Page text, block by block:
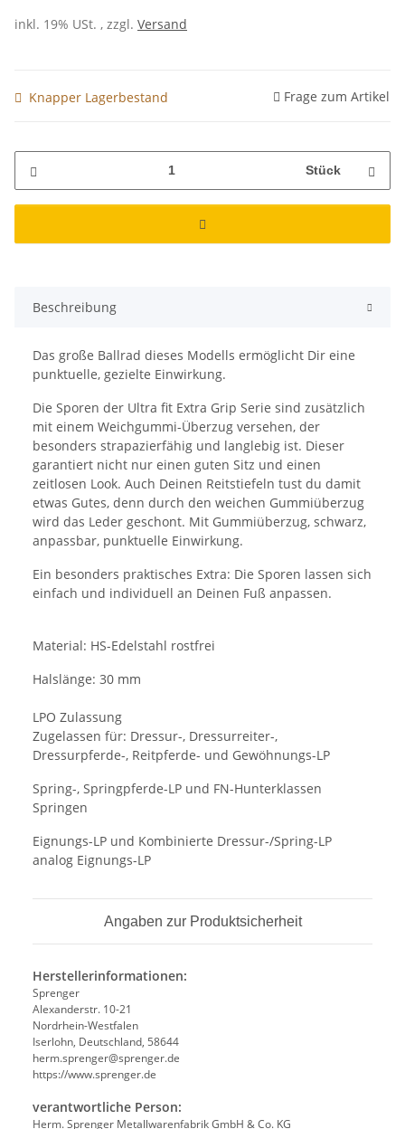
inkl. 19% USt. , zzgl. Versand
Knapper Lagerbestand Frage zum Artikel
Stück
Beschreibung
Das große Ballrad dieses Modells ermöglicht Dir eine
punktuelle, gezielte Einwirkung.
Die Sporen der Ultra fit Extra Grip Serie sind zusätzlich
mit einem Weichgummi-Überzug versehen, der
besonders strapazierfähig und langlebig ist. Dieser
garantiert nicht nur einen guten Sitz und einen
zeitlosen Look. Auch Deinen Reitstiefeln tust du damit
etwas Gutes, denn durch den weichen Gummiüberzug
wird das Leder geschont. Mit Gummiüberzug, schwarz,
anpassbar, punktuelle Einwirkung.
Ein besonders praktisches Extra: Die Sporen lassen sich
einfach und individuell an Deinen Fuß anpassen.
Material: HS-Edelstahl rostfrei
Halslänge: 30 mm
LPO Zulassung
Zugelassen für: Dressur-, Dressurreiter-,
Dressurpferde-, Reitpferde- und Gewöhnungs-LP
Spring-, Springpferde-LP und FN-Hunterklassen
Springen
Eignungs-LP und Kombinierte Dressur-/Spring-LP
analog Eignungs-LP
Angaben zur Produktsicherheit
Herstellerinformationen:
Sprenger
Alexanderstr. 10-21
Nordrhein-Westfalen
Iserlohn, Deutschland, 58644
herm.sprenger@sprenger.de
https://www.sprenger.de
verantwortliche Person:
Herm. Sprenger Metallwarenfabrik GmbH & Co. KG